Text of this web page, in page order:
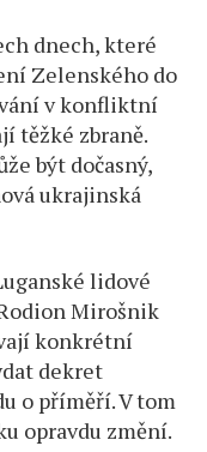
dnech, které
Zelenského do
v konfliktní
těžké zbraně.
být dočasný,
ukrajinská
lidové
Mirošnik
konkrétní
dekret
o příměří. V tom
opravdu změní.